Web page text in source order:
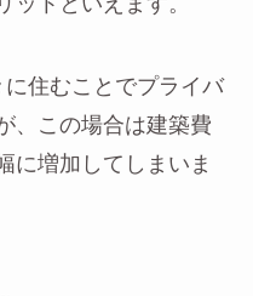
住むことでプライバ
、この場合は建築費
に増加してしまいま